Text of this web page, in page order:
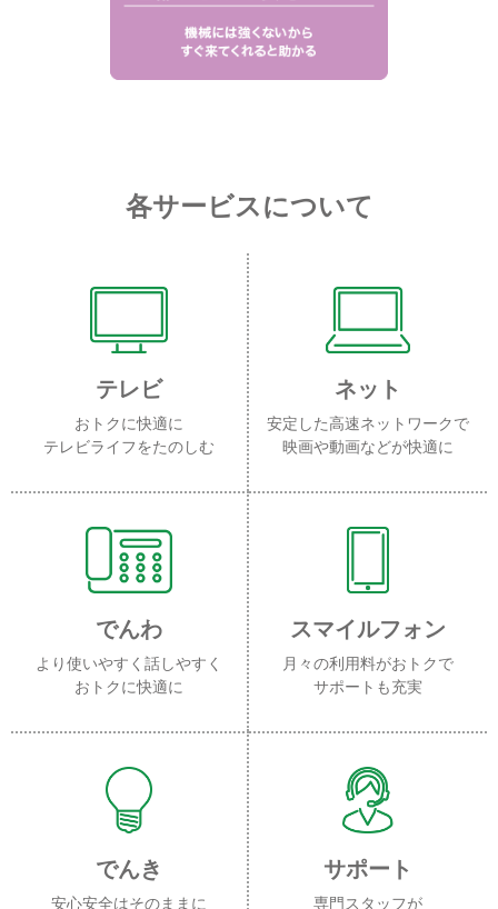
各サービスについて
テレビ
おトクに快適に
テレビライフをたのしむ
ネット
安定した高速ネットワークで
映画や動画などが快適に
でんわ
より使いやすく話しやすく
おトクに快適に
スマイルフォン
月々の利用料がおトクで
サポートも充実
でんき
安心安全はそのままに
サポート
専門スタッフが